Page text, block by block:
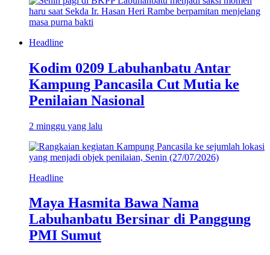
Headline
Kodim 0209 Labuhanbatu Antar
Kampung Pancasila Cut Mutia ke
Penilaian Nasional
2 minggu yang lalu
Headline
Maya Hasmita Bawa Nama
Labuhanbatu Bersinar di Panggung
PMI Sumut